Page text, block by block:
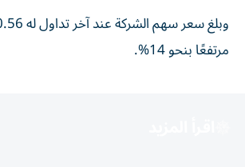
مرتفعًا بنحو 14%.